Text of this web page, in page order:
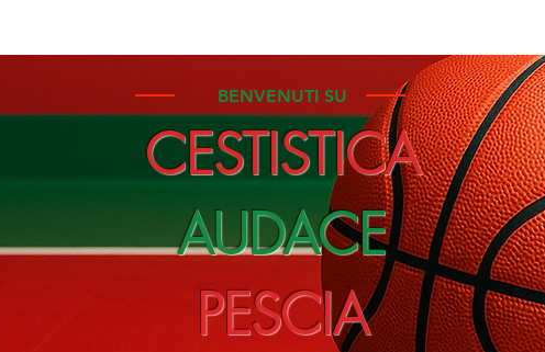
BENVENUTI SU
CESTISTICA
AUDACE
PESCIA